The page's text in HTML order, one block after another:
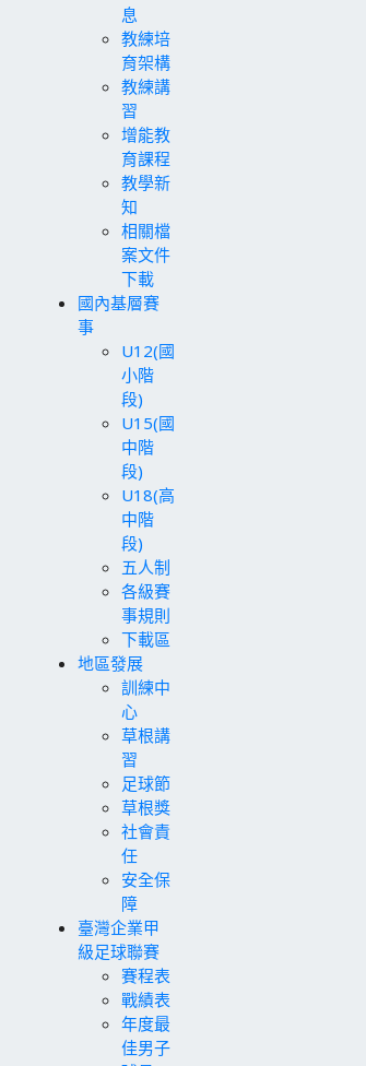
息
教練培
育架構
教練講
習
增能教
育課程
教學新
知
相關檔
案文件
下載
國內基層賽
事
U12(國
小階
段)
U15(國
中階
段)
U18(高
中階
段)
五人制
各級賽
事規則
下載區
地區發展
訓練中
心
草根講
習
足球節
草根獎
社會責
任
安全保
障
臺灣企業甲
級足球聯賽
賽程表
戰績表
年度最
佳男子